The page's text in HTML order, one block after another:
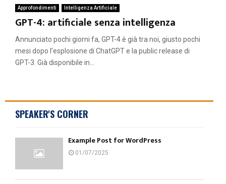
Approfondimenti Intelligenza Artificiale
GPT-4: artificiale senza intelligenza
Annunciato pochi giorni fa, GPT-4 è già tra noi, giusto pochi
mesi dopo l’esplosione di ChatGPT e la public release di
GPT-3. Già disponibile in...
SPEAKER'S CORNER
Example Post for WordPress
01/07/2025